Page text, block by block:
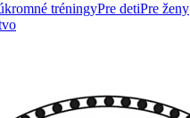
tréningyPre detiPre ženy